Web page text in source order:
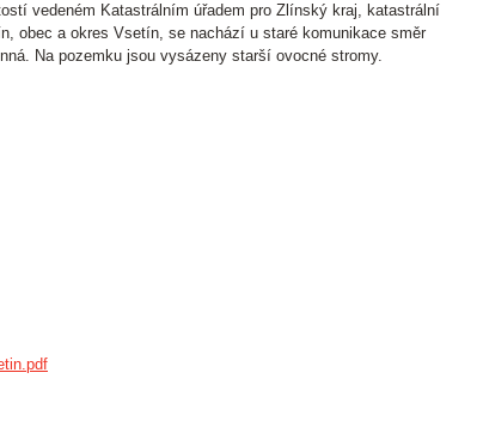
vedeném Katastrálním úřadem pro Zlínský kraj, katastrální
obec a okres Vsetín, se nachází u staré komunikace směr
Na pozemku jsou vysázeny starší ovocné stromy.